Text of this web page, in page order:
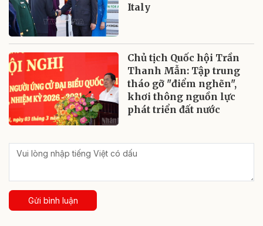
Italy
Chủ tịch Quốc hội Trần
Thanh Mẫn: Tập trung
tháo gỡ "điểm nghẽn",
khơi thông nguồn lực
phát triển đất nước
Gửi bình luận